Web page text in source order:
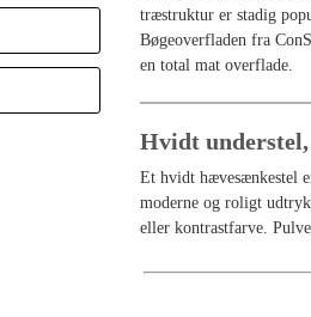
træstruktur er stadig
Bøgeoverfladen fra
en total mat overflade.
Hvidt
Et hvidt hævesænkestel
moderne og roligt
eller kontrastfarve.